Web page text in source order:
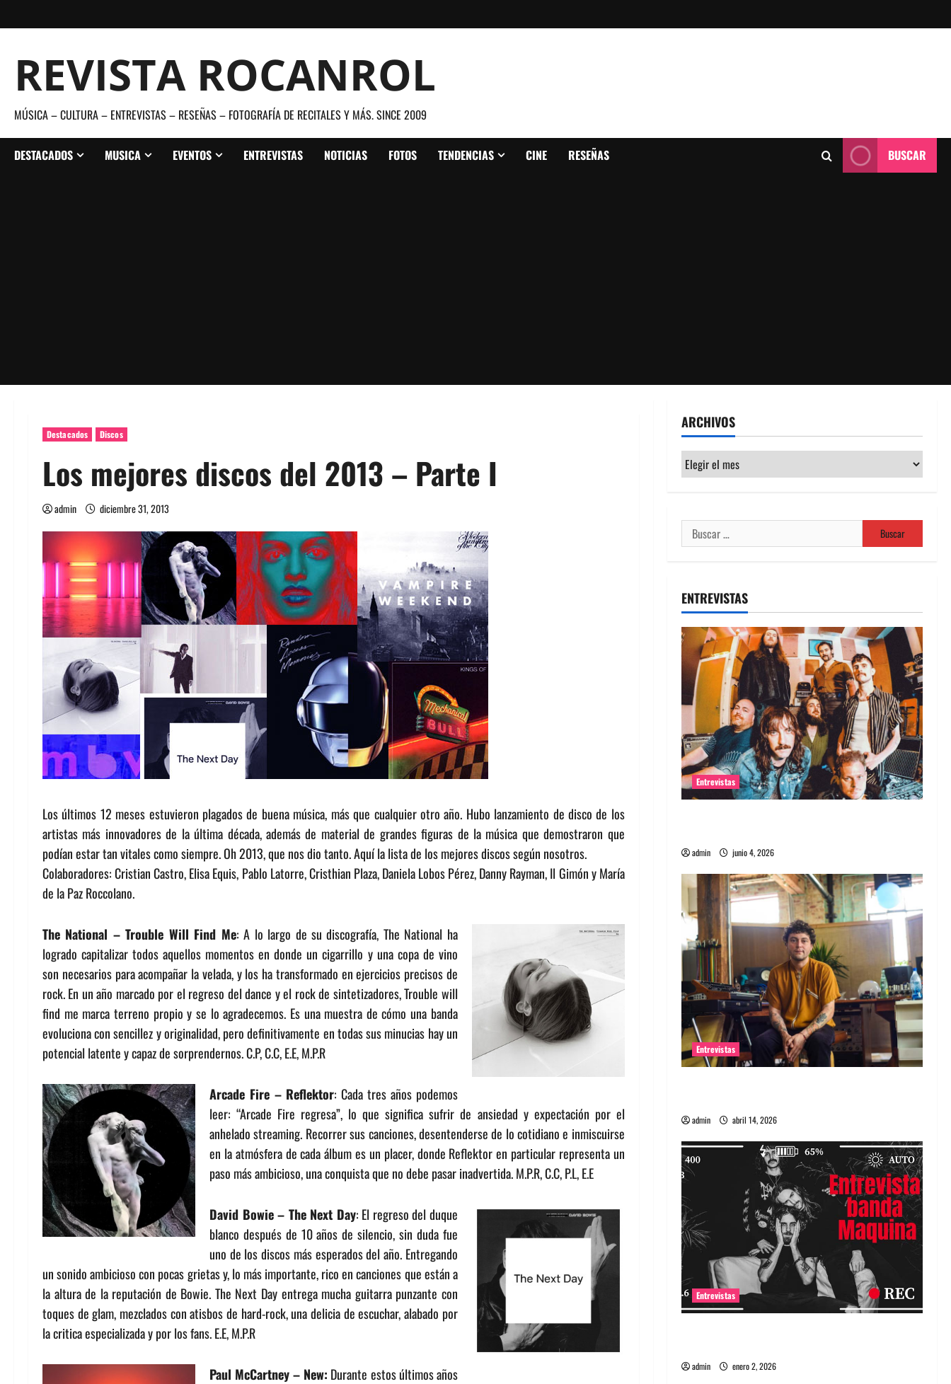
al
REVISTA ROCANROL
MÚSICA – CULTURA – ENTREVISTAS – RESEÑAS – FOTOGRAFÍA DE RECITALES Y MÁS. SINCE 2009
DESTACADOS MUSICA EVENTOS ENTREVISTAS NOTICIAS FOTOS TENDENCIAS CINE RESEÑAS BUSCAR
Destacados Discos
Los mejores discos del 2013 – Parte I
admin diciembre 31, 2013
Los últimos 12 meses estuvieron plagados de buena música, más que cualquier otro año. Hubo lanzamiento de disco de los
artistas más innovadores de la última década, además de material de grandes figuras de la música que demostraron que
podían estar tan vitales como siempre. Oh 2013, que nos dio tanto. Aquí la lista de los mejores discos según nosotros.
Colaboradores: Cristian Castro, Elisa Equis, Pablo Latorre, Cristhian Plaza, Daniela Lobos Pérez, Danny Rayman, Il Gimón y María
de la Paz Roccolano.
The National – Trouble Will Find Me: A lo largo de su discografía, The National ha
logrado capitalizar todos aquellos momentos en donde un cigarrillo y una copa de vino
son necesarios para acompañar la velada, y los ha transformado en ejercicios precisos de
rock. En un año marcado por el regreso del dance y el rock de sintetizadores, Trouble will
find me marca terreno propio y se lo agradecemos. Es una muestra de cómo una banda
evoluciona con sencillez y originalidad, pero definitivamente en todas sus minucias hay un
potencial latente y capaz de sorprendernos. C.P, C.C, E.E, M.P.R
Arcade Fire – Reflektor: Cada tres años podemos
leer: “Arcade Fire regresa”, lo que significa sufrir de ansiedad y expectación por el
anhelado streaming. Recorrer sus canciones, desentenderse de lo cotidiano e inmiscuirse
en la atmósfera de cada álbum es un placer, donde Reflektor en particular representa un
paso más ambicioso, una conquista que no debe pasar inadvertida. M.P.R, C.C, P.L, E.E
David Bowie – The Next Day: El regreso del duque
blanco después de 10 años de silencio, sin duda fue
uno de los discos más esperados del año. Entregando
un sonido ambicioso con pocas grietas y, lo más importante, rico en canciones que están a
la altura de la reputación de Bowie. The Next Day entrega mucha guitarra punzante con
toques de glam, mezclados con atisbos de hard-rock, una delicia de escuchar, alabado por
la critica especializada y por los fans. E.E, M.P.R
Paul McCartney – New: Durante estos últimos años
ARCHIVOS
Archivos
Buscar:
ENTREVISTAS
Entrevistas
admin junio 4, 2026
Entrevistas
admin abril 14, 2026
Entrevistas
admin enero 2, 2026